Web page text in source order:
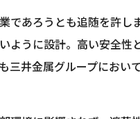
あろうとも追随を許し
うに設計。高い安全
井金属グループにおい